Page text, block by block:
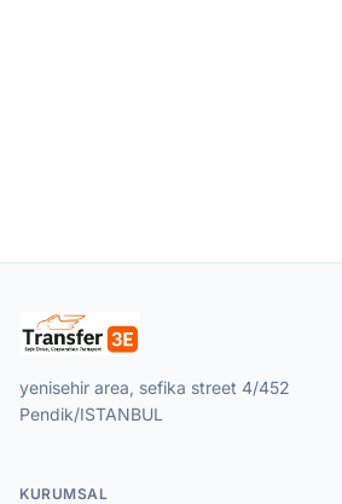
yenisehir area, sefika street 4/452
Pendik/ISTANBUL
KURUMSAL